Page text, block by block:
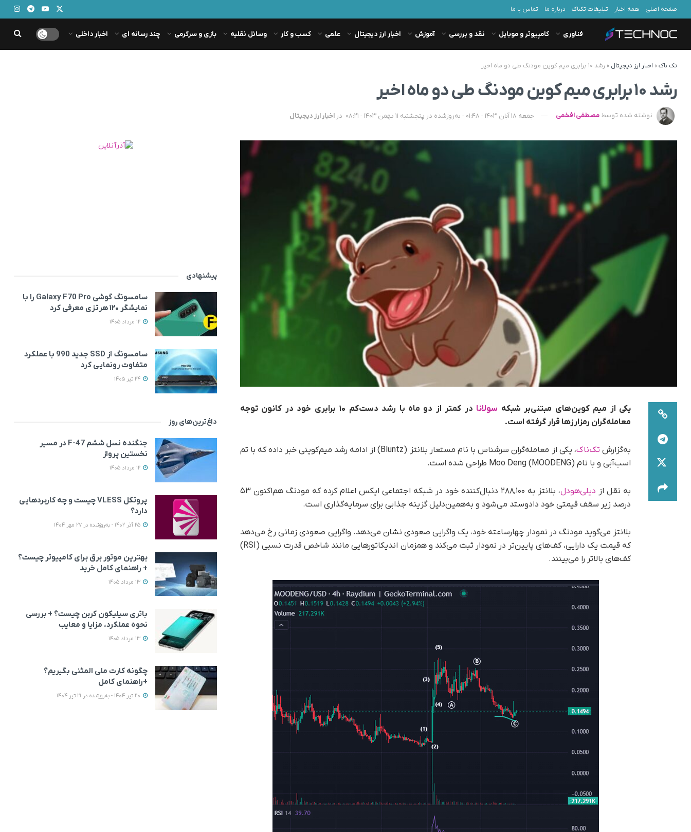
صفحه اصلی همه اخبار تبلیغات تکناک درباره ما تماس با ما
فناوری کامپیوتر و موبایل نقد و بررسی آموزش اخبار ارز دیجیتال علمی کسب و کار وسائل نقلیه بازی و سرگرمی چند رسانه ای اخبار داخلی
تک ناک» اخبار ارز دیجیتال » رشد ۱۰ برابری میم کوین مودنگ طی دو ماه اخیر
رشد ۱۰ برابری میم کوین مودنگ طی دو ماه اخیر
نوشته شده توسط مصطفی افخمی جمعه 18 آبان 1403 - 01:48 - به‌روزشده در پنجشنبه 11 بهمن 1403 - 08:21 در اخبار ارز دیجیتال
یکی از میم کوین‌های مبتنی‌بر شبکه سولانا
در کمتر از دو ماه با رشد دست‌کم ۱۰ برابری خود در کانون توجه
معامله‌گران رمزارزها قرار گرفته است.
به‌گزارش تک‌ناک
، یکی از معامله‌گران سرشناس با نام مستعار بلانتز (Bluntz) از ادامه رشد میم‌کوینی خبر داده که با تم
اسب‌آبی و با نام Moo Deng (MOODENG) طراحی شده است.
به نقل از دیلی‌هودل
، بلانتز به ۲۸۸,۱۰۰ دنبال‌کننده خود در شبکه اجتماعی ایکس اعلام کرده که مودنگ هم‌اکنون ۵۳
درصد زیر سقف قیمتی خود دادوستد می‌شود و به‌همین‌دلیل گزینه جذابی برای سرمایه‌گذاری است.
بلانتز می‌گوید مودنگ در نمودار چهارساعته خود، یک واگرایی صعودی نشان می‌دهد. واگرایی صعودی زمانی رخ می‌دهد
که قیمت یک دارایی، کف‌های پایین‌تر در نمودار ثبت می‌کند و همزمان اندیکاتورهایی مانند شاخص قدرت نسبی (RSI)
کف‌های بالاتر را می‌بینند.
پیشنهادی
سامسونگ گوشی Galaxy F70 Pro را با
نمایشگر ۱۲۰ هرتزی معرفی کرد
سامسونگ از SSD جدید 990 با عملکرد
متفاوت رونمایی کرد
داغ‌ترین‌های روز
جنگنده نسل ششم F-47 در مسیر
نخستین پرواز
پروتکل VLESS چیست و چه کاربردهایی
دارد؟
بهترین موتور برق برای کامپیوتر چیست؟
+ راهنمای کامل خرید
باتری سیلیکون کربن چیست؟ + بررسی
نحوه عملکرد، مزایا و معایب
چگونه کارت ملی المثنی بگیریم؟
+راهنمای کامل